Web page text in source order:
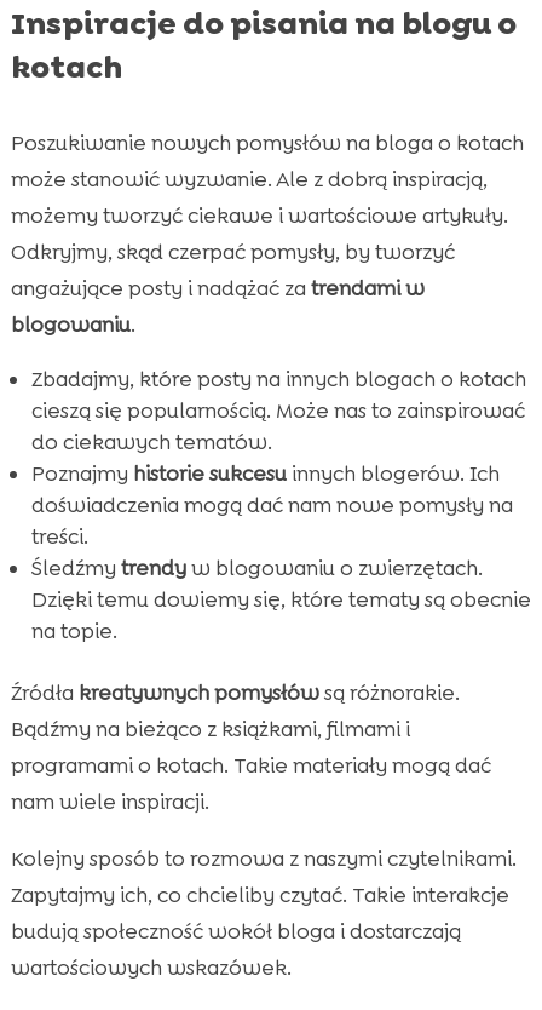
Inspiracje do pisania na blogu o
kotach
Poszukiwanie nowych pomysłów na bloga o kotach
może stanowić wyzwanie. Ale z dobrą inspiracją,
możemy tworzyć ciekawe i wartościowe artykuły.
Odkryjmy, skąd czerpać pomysły, by tworzyć
angażujące posty i nadążać za trendami w
blogowaniu.
Zbadajmy, które posty na innych blogach o kotach
cieszą się popularnością. Może nas to zainspirować
do ciekawych tematów.
Poznajmy historie sukcesuinnych blogerów. Ich
doświadczenia mogą dać nam nowe pomysły na
treści.
Śledźmy trendyw blogowaniu o zwierzętach.
Dzięki temu dowiemy się, które tematy są obecnie
na topie.
Źródła kreatywnych pomysłówsą różnorakie.
Bądźmy na bieżąco z książkami, filmami i
programami o kotach. Takie materiały mogą dać
nam wiele inspiracji.
Kolejny sposób to rozmowa z naszymi czytelnikami.
Zapytajmy ich, co chcieliby czytać. Takie interakcje
budują społeczność wokół bloga i dostarczają
wartościowych wskazówek.